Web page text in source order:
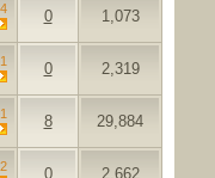
0 1,073
0 2,319
8 29,884
0 2,662